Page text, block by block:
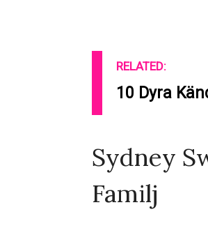
RELATED:
10 Dyra
Sydney
Familj